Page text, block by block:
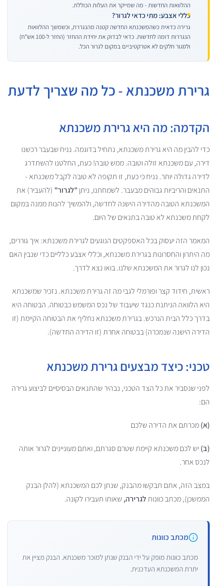
ההלוואות החדשות - מה שמייקר את העלות הכוללת.
כללי אצבע: מתי כדאי לגרור?
גרירה כדאית כשהמשכנתא החדשה קטנה מהנגררת, וכשמשך ההלוואות
הנגררות דומה לחדשות. כדאי לבדוק את יחידת ההחזר (החזר ל-100 אש"ח)
ולסגור חלקים לא אטרקטיביים במקום לגרור הכל.
גרירת משכנתא - כל מה שצריך לדעת
הקדמה: מה היא גרירת משכנתא
כדי להבין מה היא גרירת משכנתא, נתחיל בדוגמה. נניח שבעבר רכשנו
דירה, עם משכנתא זולה וטובה. ממש טובה! כעת, החלטנו להשתדרג
לדירה גדולה יותר. נניח כי כעת, זו תקופה לא טובה לקבל משכנתא -
התנאים והריביות גבוהים מבעבר. לשמחתנו, ניתן "לגרור" (להעביר) את
המשכנתא הטובה מהדירה הישנה לחדשה, ולהמשיך להנות ממנה במקום
לקחת משכנתא לא טובה בתנאים של היום.
המאמר הזה יעסוק בכל האספקטים הנוגעים לגרירת משכנתא: איך גוררים,
מה היתרון והחסרונות בגרירת משכנתא, וכללי אצבע כלליים כדי שנבין האם
נכון לנו לגרור את המשכנתא שלנו. בואו נצא לדרך.
ראשית, חידוד קצר ופורמלי לגבי מה זה גרירת משכנתא. נזכיר שמשכנתא
היא הלוואה הניתנת כנגד שיעבוד של נכס המשמש כבטוחה. הבטוחה היא
בדרך כלל הבית הנרכש. בגרירת משכנתא נחליף את הבטוחה הקיימת (זו
הדירה הישנה שנמכרה) בבטוחה אחרת (זו הדירה החדשה).
טכני: כיצד מבצעים גרירת משכנתא
לפני שנסביר את כל הצד הטכני, נבהיר שהתנאים הבסיסיים לביצוע גרירה
הם:
(א)מכרתם את הדירה שלכם
(ב)יש לכם משכנתא קיימת שטרם סגרתם, ואתם מעוניינים לגרור אותה
לנכס אחר.
במצב הזה, אתם תבקשו מהבנק, שנתן לכם המשכנתא (להלן הבנק
הממשכן), מכתב כוונותלגרירה, שאותו תעבירו לקונה.
מכתב כוונות
מכתב כוונות מופק על ידי הבנק שנתן למוכר משכנתא. הבנק מציין את
יתרת המשכנתא העדכנית.